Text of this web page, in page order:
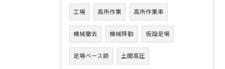
工場 高所作業 高所作業車
機械撤去 機械移動 仮設足場
足場ベース跡 土間高圧